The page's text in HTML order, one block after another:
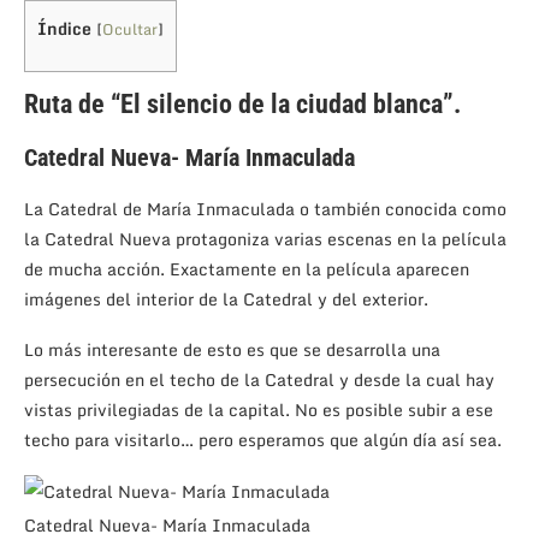
Índice [Ocultar]
Ruta de “El silencio de la ciudad blanca”.
Catedral Nueva- María Inmaculada
La Catedral de María Inmaculada o también conocida como
la Catedral Nueva protagoniza varias escenas en la película
de mucha acción. Exactamente en la película aparecen
imágenes del interior de la Catedral y del exterior.
Lo más interesante de esto es que se desarrolla una
persecución en el techo de la Catedral y desde la cual hay
vistas privilegiadas de la capital. No es posible subir a ese
techo para visitarlo… pero esperamos que algún día así sea.
Catedral Nueva- María Inmaculada